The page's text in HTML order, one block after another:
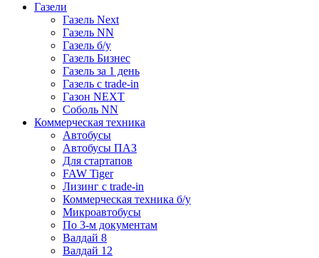
Газели
Газель Next
Газель NN
Газель б/у
Газель Бизнес
Газель за 1 день
Газель с trade-in
Газон NEXT
Соболь NN
Коммерческая техника
Автобусы
Автобусы ПАЗ
Для стартапов
FAW Tiger
Лизинг с trade-in
Коммерческая техника б/у
Микроавтобусы
По 3-м документам
Валдай 8
Валдай 12